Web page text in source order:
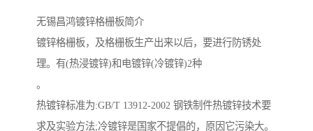
无锡昌鸿镀锌格栅板简介
镀锌格栅板，及格栅板生产出来以后，要进行防锈处
理。有(热浸镀锌)和电镀锌(冷镀锌)2种
。
热镀锌标准为:GB/T 13912-2002 钢铁制件热镀锌技术要
求及实验方法;冷镀锌是国家不提倡的，原因它污染大。